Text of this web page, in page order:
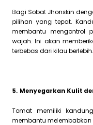
Bagi Sobat Jhonskin
pilihan yang tepat.
membantu mengontrol
wajah. Ini akan
terbebas dari kilau berlebih.
5. Menyegarkan Kulit
Tomat memiliki
membantu